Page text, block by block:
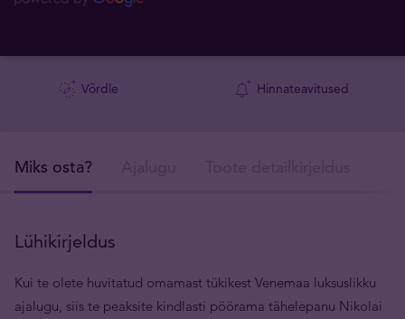
Võrdle Hinnateavitused
Miks osta?
Lühikirjeldus
Kui te olete huvitatud omamast tükikest Venemaa luksuslikku
ajalugu, siis te peaksite kindlasti pöörama tähelepanu Nikolai